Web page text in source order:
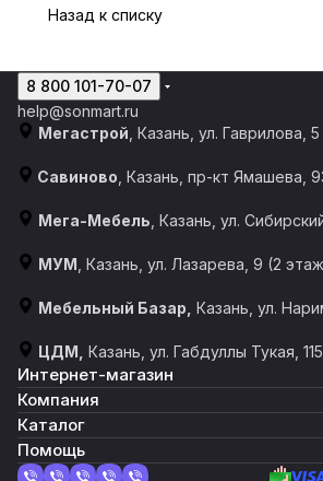
Назад к списку
8 800 101-70-07
help@sonmart.ru
Мегастрой , Казань, ул. Гаврилова, 5
Савиново , Казань, пр-кт Ямашева,
Мега-Мебель , Казань, ул.
МУМ , Казань, ул. Лазарева, 9 (2
Мебельный Базар, Казань, ул.
ЦДМ, Казань, ул. Габдуллы Тукая, 115
Интернет-магазин
Компания
Каталог
Помощь